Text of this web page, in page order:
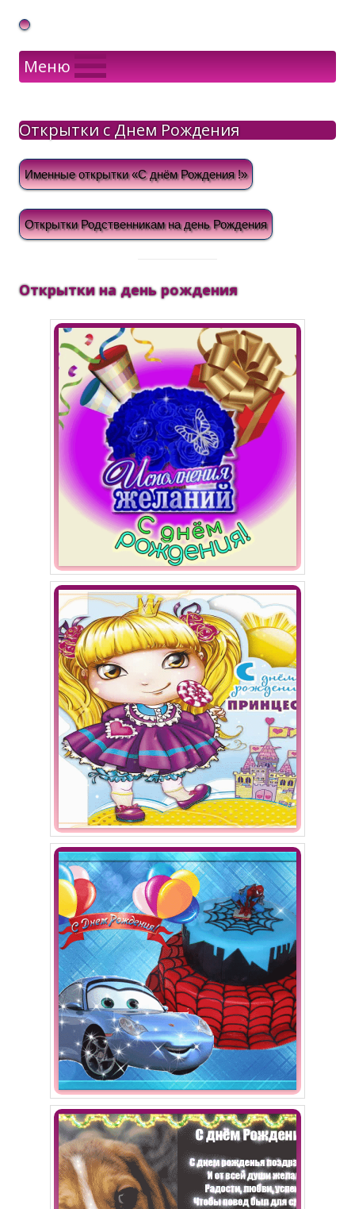
Gif Открытки в подарок
Меню
Открытки с Днем Рождения
Именные открытки «С днём Рождения !»
Открытки Родственникам на день Рождения
Открытки на день рождения